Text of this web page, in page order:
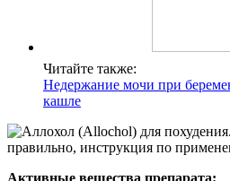
Читайте также:
Недержание мочи при
кашле